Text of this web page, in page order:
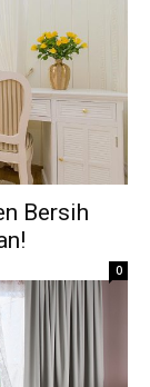
Bersih
0